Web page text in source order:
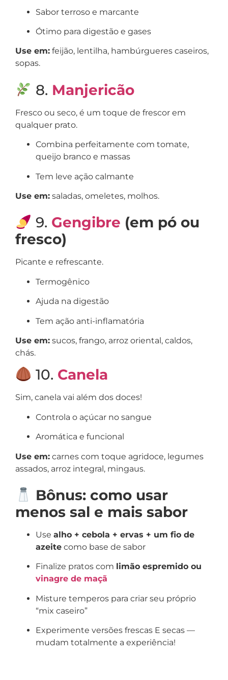
Sabor terroso e marcante
Ótimo para digestão e gases
Use em: feijão, lentilha, hambúrgueres caseiros,
sopas.
8. Manjericão
Fresco ou seco, é um toque de frescor em
qualquer prato.
Combina perfeitamente com tomate,
queijo branco e massas
Tem leve ação calmante
Use em: saladas, omeletes, molhos.
9. Gengibre (em pó ou
fresco)
Picante e refrescante.
Termogênico
Ajuda na digestão
Tem ação anti-inflamatória
Use em: sucos, frango, arroz oriental, caldos,
chás.
10. Canela
Sim, canela vai além dos doces!
Controla o açúcar no sangue
Aromática e funcional
Use em: carnes com toque agridoce, legumes
assados, arroz integral, mingaus.
Bônus: como usar
menos sal e mais sabor
Use alho + cebola + ervas + um fio de
azeite como base de sabor
Finalize pratos com limão espremido ou
vinagre de maçã
Misture temperos para criar seu próprio
“mix caseiro”
Experimente versões frescas E secas —
mudam totalmente a experiência!